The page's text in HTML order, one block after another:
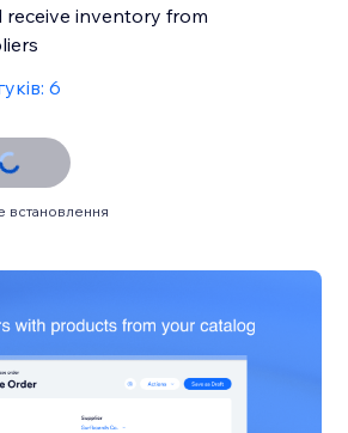
receive inventory from
6
встановлення